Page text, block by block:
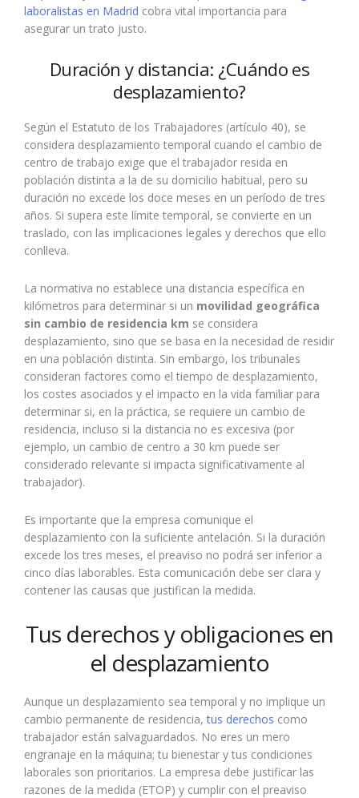
laboralistas en Madrid cobra vital importancia para
asegurar un trato justo.
Duración y distancia: ¿Cuándo es
desplazamiento?
Según el Estatuto de los Trabajadores (artículo 40), se
considera desplazamiento temporal cuando el cambio de
centro de trabajo exige que el trabajador resida en
población distinta a la de su domicilio habitual, pero su
duración no excede los doce meses en un período de tres
años. Si supera este límite temporal, se convierte en un
traslado, con las implicaciones legales y derechos que ello
conlleva.
La normativa no establece una distancia específica en
kilómetros para determinar si un movilidad geográfica
sin cambio de residencia km se considera
desplazamiento, sino que se basa en la necesidad de residir
en una población distinta. Sin embargo, los tribunales
consideran factores como el tiempo de desplazamiento,
los costes asociados y el impacto en la vida familiar para
determinar si, en la práctica, se requiere un cambio de
residencia, incluso si la distancia no es excesiva (por
ejemplo, un cambio de centro a 30 km puede ser
considerado relevante si impacta significativamente al
trabajador).
Es importante que la empresa comunique el
desplazamiento con la suficiente antelación. Si la duración
excede los tres meses, el preaviso no podrá ser inferior a
cinco días laborables. Esta comunicación debe ser clara y
contener las causas que justifican la medida.
Tus derechos y obligaciones en
el desplazamiento
Aunque un desplazamiento sea temporal y no implique un
cambio permanente de residencia,tus derechos como
trabajador están salvaguardados. No eres un mero
engranaje en la máquina; tu bienestar y tus condiciones
laborales son prioritarios. La empresa debe justificar las
razones de la medida (ETOP) y cumplir con el preaviso